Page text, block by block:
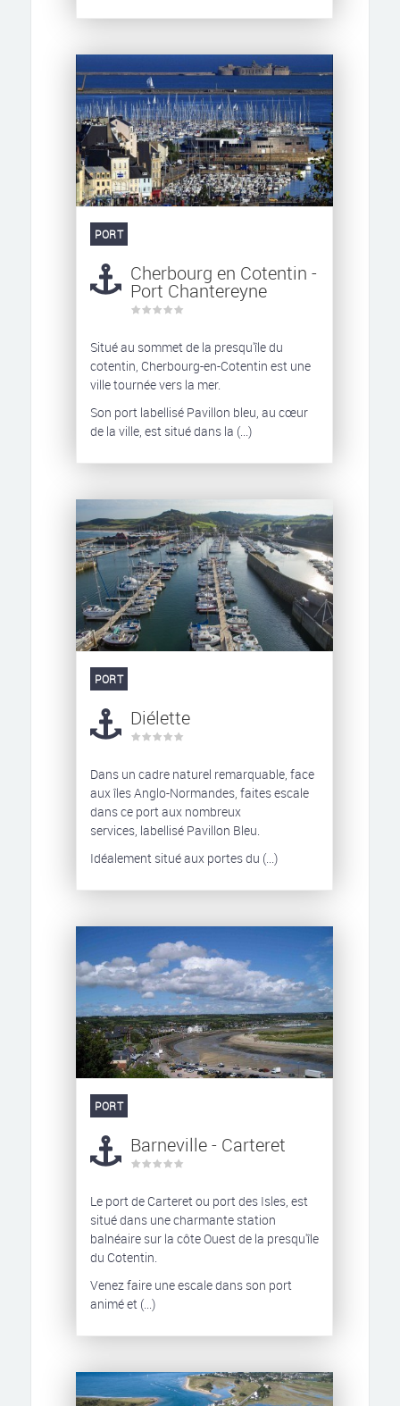
PORT
Cherbourg en Cotentin -
Port Chantereyne
Situé au sommet de la presqu'île du
cotentin, Cherbourg-en-Cotentin est une
ville tournée vers la mer.
Son port labellisé Pavillon bleu, au cœur
de la ville, est situé dans la (...)
PORT
Diélette
Dans un cadre naturel remarquable, face
aux îles Anglo-Normandes, faites escale
dans ce port aux nombreux
services, labellisé Pavillon Bleu.
Idéalement situé aux portes du (...)
PORT
Barneville - Carteret
Le port de Carteret ou port des Isles, est
situé dans une charmante station
balnéaire sur la côte Ouest de la presqu'île
du Cotentin.
Venez faire une escale dans son port
animé et (...)